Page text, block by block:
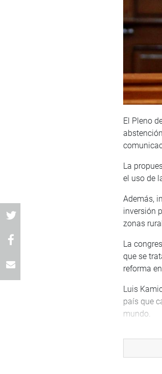
El Pleno
La
el uso de
Además,
inversión
zonas
La
que se
reforma
Luis
país que
mundo.
porque
calidad